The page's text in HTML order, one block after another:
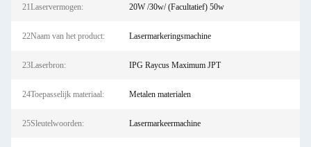
21Laservermogen: 20W /30w/ (Facultatief) 50w
22Naam van het product: Lasermarkeringsmachine
23Laserbron: IPG Raycus Maximum JPT
24Toepasselijk materiaal: Metalen materialen
25Sleutelwoorden: Lasermarkeermachine